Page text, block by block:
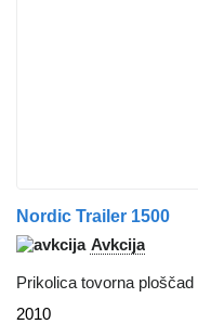
Nordic Trailer 1500
Avkcija
Prikolica tovorna ploščad
2010